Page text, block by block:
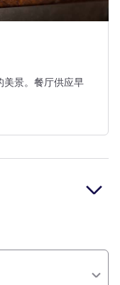
美景。餐厅供应早